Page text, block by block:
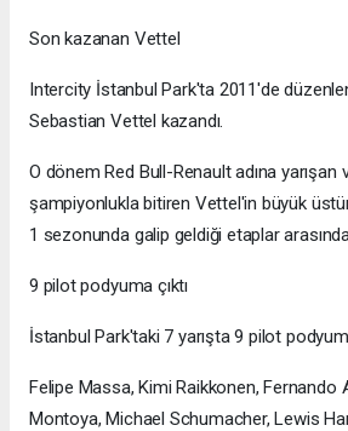
Son kazanan Vettel
Intercity İstanbul Park'ta 2011'de
Sebastian Vettel kazandı.
O dönem Red Bull-Renault adına yarışan
şampiyonlukla bitiren Vettel'in büyük
1 sezonunda galip geldiği etaplar
9 pilot podyuma çıktı
İstanbul Park'taki 7 yarışta 9 pilot
Felipe Massa, Kimi Raikkonen, Fernando
Montoya, Michael Schumacher, Lewis